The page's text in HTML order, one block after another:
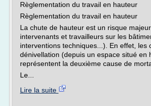
Règlementation du travail en hauteur
Règlementation du travail en hauteur
La chute de hauteur est un risque
intervenants et travailleurs sur les
interventions techniques...). En effet, les
dénivellation (depuis un espace situé en
représentent la deuxième cause de
Le...
Lire la suite